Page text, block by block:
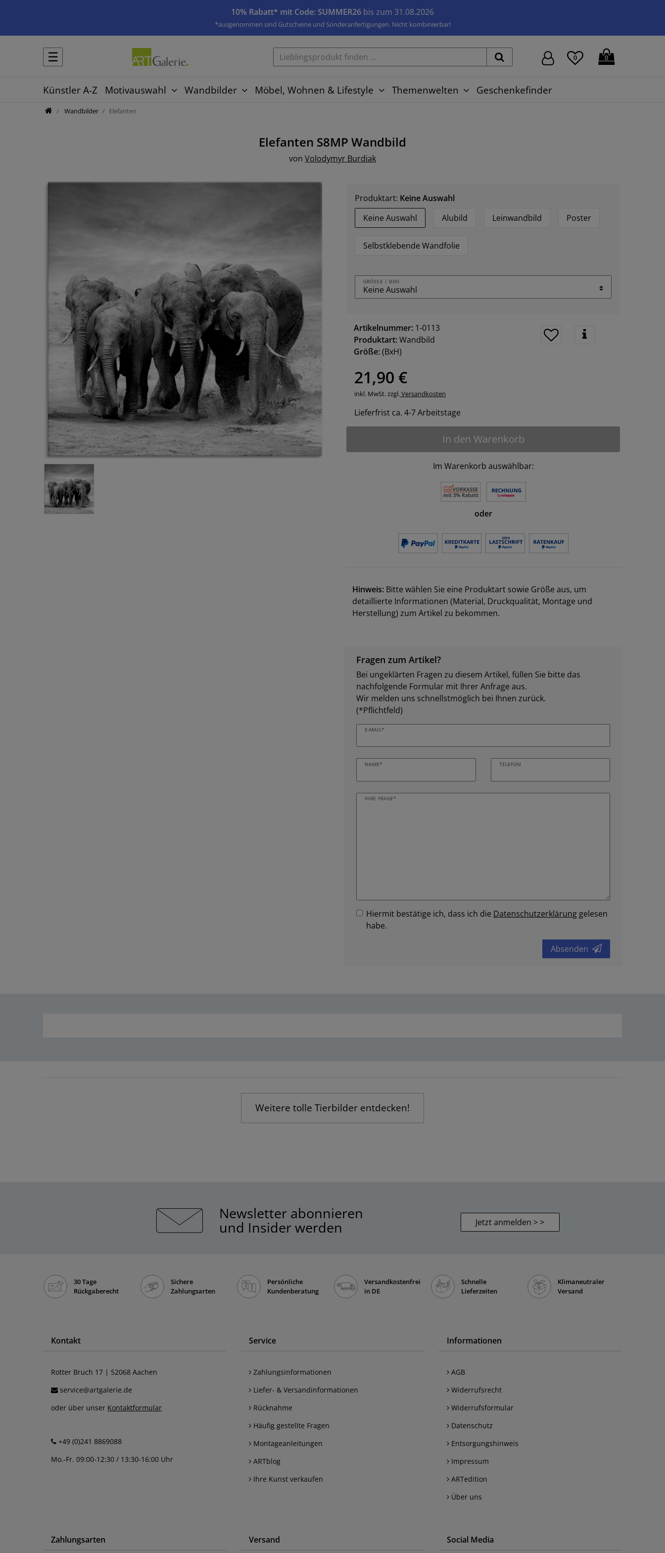
10% Rabatt* mit Code: SUMMER26 bis zum 31.08.2026
*ausgenommen sind Gutscheine und Sonderanfertigungen. Nicht kombinierbar!
☰ 0 0
Künstler A-Z Motivauswahl Wandbilder Möbel, Wohnen & Lifestyle Themenwelten Geschenkefinder
Wandbilder Elefanten
Elefanten S8MP Wandbild
von Volodymyr Burdiak
Produktart: Keine Auswahl
Keine Auswahl
Alubild Leinwandbild Poster
Selbstklebende Wandfolie
GRÖSSE | BXH
Artikelnummer: 1-0113
Produktart:Wandbild
Größe:(BxH)
21,90 €
inkl. MwSt. zzgl. Versandkosten
Lieferfrist ca. 4-7 Arbeitstage
In den Warenkorb
Im Warenkorb auswählbar:
oder
Hinweis: Bitte wählen Sie eine Produktart sowie Größe aus, um
detaillierte Informationen (Material, Druckqualität, Montage und
Herstellung) zum Artikel zu bekommen.
Fragen zum Artikel?
Bei ungeklärten Fragen zu diesem Artikel, füllen Sie bitte das
nachfolgende Formular mit Ihrer Anfrage aus.
Wir melden uns schnellstmöglich bei Ihnen zurück.
(*Pflichtfeld)
E-MAIL*
NAME* TELEFON
IHRE FRAGE*
Hiermit bestätige ich, dass ich die Daten­schutz­erklärung gelesen
habe.
Absenden
Weitere tolle Tierbilder entdecken!
Newsletter abonnieren
und Insider werden Jetzt anmelden > >
30 Tage
Rückgaberecht
Sichere
Zahlungsarten
Persönliche
Kundenberatung
Versandkostenfrei
in DE
Schnelle
Lieferzeiten
Klimaneutraler
Versand
Kontakt
Rotter Bruch 17 | 52068 Aachen
service@artgalerie.de
oder über unser Kontaktformular
+49 (0)241 8869088
Mo.-Fr. 09:00-12:30 / 13:30-16:00 Uhr
Service
Zahlungsinformationen
Liefer- & Versandinformationen
Rücknahme
Häufig gestellte Fragen
Montageanleitungen
ARTblog
Ihre Kunst verkaufen
Informationen
AGB
Widerrufsrecht
Widerrufsformular
Datenschutz
Entsorgungshinweis
Impressum
ARTedition
Über uns
Zahlungsarten Versand Social Media